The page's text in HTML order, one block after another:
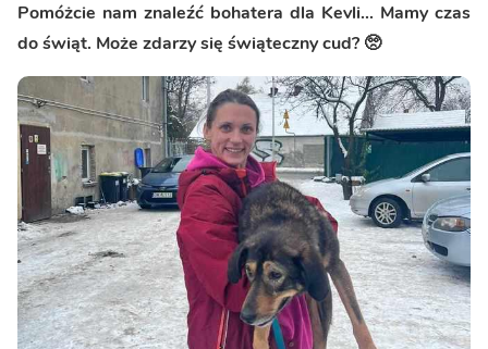
Pomóżcie nam znaleźć bohatera dla Kevli... Mamy czas
do świąt. Może zdarzy się świąteczny cud? 🥺